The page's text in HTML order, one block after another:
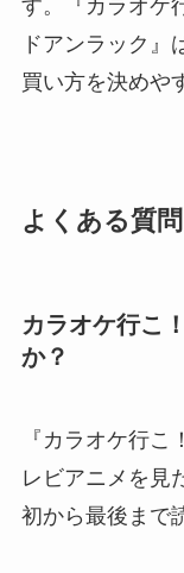
す。『カラオケ
ドアンラック』
買い方を決めや
よくある質問
カラオケ行こ
か？
『カラオケ行
レビアニメを見
初から最後まで